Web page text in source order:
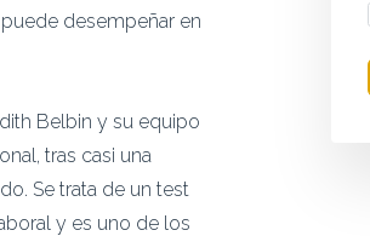
desempeñar en
Belbin y su equipo
tras casi una
Se trata de un test
y es uno de los